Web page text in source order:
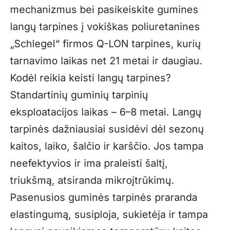
mechanizmus bei pasikeiskite gumines
langų tarpines į vokiškas poliuretanines
„Schlegel“ firmos Q-LON tarpines, kurių
tarnavimo laikas net 21 metai ir daugiau.
Kodėl reikia keisti langų tarpines?
Standartinių guminių tarpinių
eksploatacijos laikas – 6–8 metai. Langų
tarpinės dažniausiai susidėvi dėl sezonų
kaitos, laiko, šalčio ir karščio. Jos tampa
neefektyvios ir ima praleisti šaltį,
triukšmą, atsiranda mikroįtrūkimų.
Pasenusios guminės tarpinės praranda
elastingumą, susiploja, sukietėja ir tampa